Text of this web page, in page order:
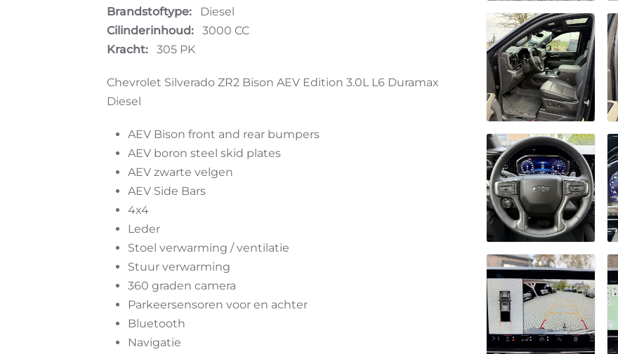
Brandstoftype: Diesel
Cilinderinhoud: 3000 CC
Kracht: 305 PK
Chevrolet Silverado ZR2 Bison AEV Edition 3.0L L6 Duramax
Diesel
AEV Bison front and rear bumpers
AEV boron steel skid plates
AEV zwarte velgen
AEV Side Bars
4x4
Leder
Stoel verwarming / ventilatie
Stuur verwarming
360 graden camera
Parkeersensoren voor en achter
Bluetooth
Navigatie